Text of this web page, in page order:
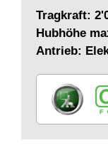
Tragkraft:
Hubhöhe
Antrieb: